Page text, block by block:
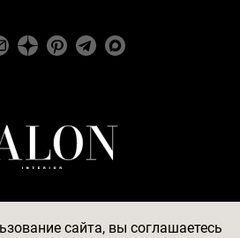
сайта, вы соглашаетесь